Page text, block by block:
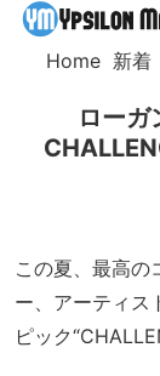
Home 新着
ローガ
この夏、最高の
ー、アーティス
ピック